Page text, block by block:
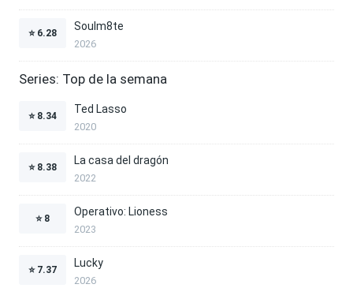
⭐ 6.28
Soulm8te
2026
Series: Top de la semana
⭐ 8.34
Ted Lasso
2020
⭐ 8.38
La casa del dragón
2022
⭐ 8
Operativo: Lioness
2023
⭐ 7.37
Lucky
2026